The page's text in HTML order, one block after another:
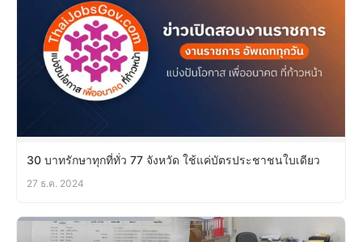
30 บาทรักษาทุกที่ทั่ว 77 จังหวัด ใช้แค่บัตรประชาชนใบเดียว
27 ธ.ค. 2024